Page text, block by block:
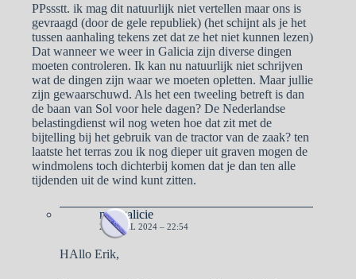
PPssstt. ik mag dit natuurlijk niet vertellen maar ons is
gevraagd (door de gele republiek) (het schijnt als je het
tussen aanhaling tekens zet dat ze het niet kunnen lezen)
Dat wanneer we weer in Galicia zijn diverse dingen
moeten controleren. Ik kan nu natuurlijk niet schrijven
wat de dingen zijn waar we moeten opletten. Maar jullie
zijn gewaarschuwd. Als het een tweeling betreft is dan
de baan van Sol voor hele dagen? De Nederlandse
belastingdienst wil nog weten hoe dat zit met de
bijtelling bij het gebruik van de tractor van de zaak? ten
laatste het terras zou ik nog dieper uit graven mogen de
windmolens toch dichterbij komen dat je dan ten alle
tijdenden uit de wind kunt zitten.
naargalicie
26 APRIL 2024 – 22:54
HAllo Erik,